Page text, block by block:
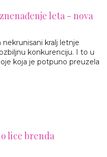
leta - nova
kralj letnje
konkurenciju. I to u
koja je potpuno preuzela
lice brenda